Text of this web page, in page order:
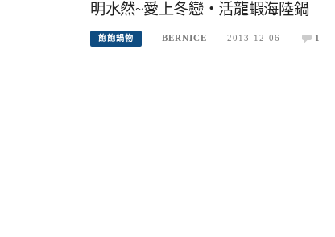
明水然~愛上冬戀‧活龍蝦海陸鍋
飽飽鍋物 BERNICE 2013-12-06 1